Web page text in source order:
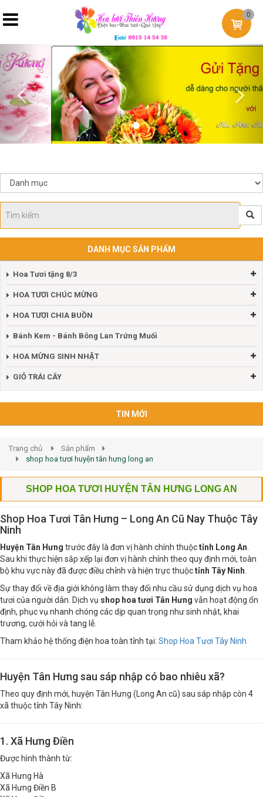
0
Previous
DANH MỤC SẢN PHẨM
Hoa Tươi tặng 8/3
Bánh Kem - Bánh Bông Lan Trứng Muối
HOA MỪNG SINH NHẬT
Trang chủ
Sản phẩm
shop hoa tươi huyện tân hưng long an
SHOP HOA TƯƠI HUYỆN TÂN HƯNG LONG AN
Shop Hoa Tươi Tân Hưng – Long An Cũ Nay Thuộc Tây
Ninh
Huyện Tân Hưng trước đây là đơn vị hành chính thuộc tỉnh Long An
.
Sau khi thực hiện sắp xếp lại đơn vị hành chính theo quy định mới, toàn
bộ khu vực này đã được điều chỉnh và hiện trực thuộc
tỉnh Tây Ninh
Sự thay đổi về địa giới không làm thay đổi nhu cầu sử dụng dịch vụ hoa
tươi của người dân. Dịch vụ
shop hoa tươi Tân Hưng vẫn hoạt động ổn
định, phục vụ nhanh chóng các dịp quan trọng như sinh nhật, khai
trương, cưới hỏi và tang lễ.
Tham khảo hệ thống điện hoa toàn tỉnh tại:
Shop Hoa Tươi Tây Ninh
Huyện Tân Hưng sau sáp nhập có bao nhiêu xã?
Theo quy định mới, huyện Tân Hưng (Long An cũ) sau sáp nhập còn 4
xã thuộc tỉnh Tây Ninh:
1. Xã Hưng Điền
Được hình thành từ:
Xã Hưng Hà
Xã Hưng Điền B